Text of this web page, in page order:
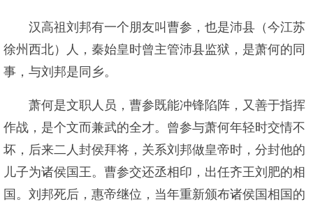
汉高祖刘邦有一个朋友叫曹参，也是沛县（今江苏
徐州西北）人，秦始皇时曾主管沛县监狱，是萧何的同
事，与刘邦是同乡。
萧何是文职人员，曹参既能冲锋陷阵，又善于指挥
作战，是个文而兼武的全才。曾参与萧何年轻时交情不
坏，后来二人封侯拜将，关系刘邦做皇帝时，分封他的
儿子为诸侯国王。曹参交还丞相印，出任齐王刘肥的相
国。刘邦死后，惠帝继位，当年重新颁布诸侯国相国的